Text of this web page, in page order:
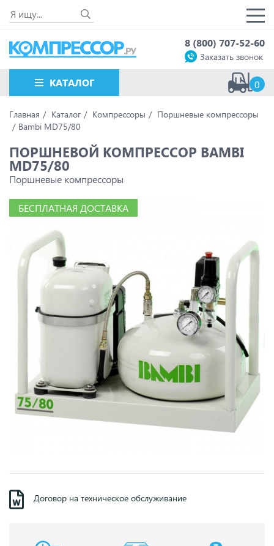
8 (800) 707-52-60
Заказать звонок
КАТАЛОГ 0
Главная Каталог Компрессоры
Поршневые компрессоры
Bambi MD75/80
ПОРШНЕВОЙ КОМПРЕССОР BAMBI
MD75/80
Поршневые компрессоры
БЕСПЛАТНАЯ ДОСТАВКА
Договор на техническое обслуживание